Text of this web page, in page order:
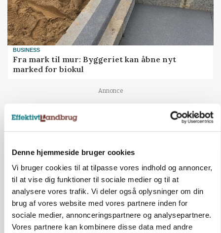
Denne hjemmeside bruger cookies
Vi bruger cookies til at tilpasse vores indhold og annoncer,
til at vise dig funktioner til sociale medier og til at
analysere vores trafik. Vi deler også oplysninger om din
brug af vores website med vores partnere inden for
sociale medier, annonceringspartnere og analysepartnere.
Vores partnere kan kombinere disse data med andre
BUSINESS
Fra mark til mur: Byggeriet kan åbne nyt
marked for biokul
Annonce
POLITIK